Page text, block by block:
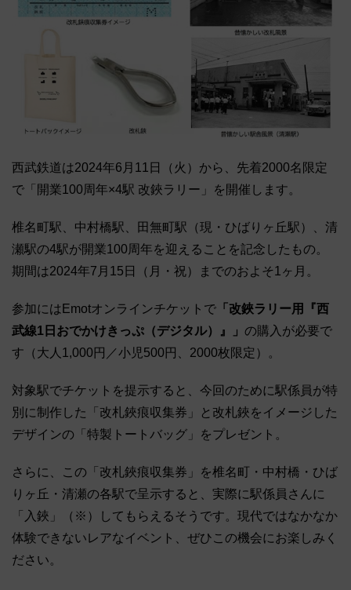
西武鉄道は2024年6月11日（火）から、先着2000名限定
で「開業100周年×4駅 改鋏ラリー」を開催します。
椎名町駅、中村橋駅、田無町駅（現・ひばりヶ丘駅）、清
瀬駅の4駅が開業100周年を迎えることを記念したもの。
期間は2024年7月15日（月・祝）までのおよそ1ヶ月。
参加にはEmotオンラインチケットで 「改鋏ラリー用『西
武線1日おでかけきっぷ（デジタル）』」 の購入が必要で
す（大人1,000円／小児500円、2000枚限定）。
対象駅でチケットを提示すると、今回のために駅係員が特
別に制作した「改札鋏痕収集券」と改札鋏をイメージした
デザインの「特製トートバッグ」をプレゼント。
さらに、この「改札鋏痕収集券」を椎名町・中村橋・ひば
りヶ丘・清瀬の各駅で呈示すると、実際に駅係員さんに
「入鋏」（※）してもらえるそうです。現代ではなかなか
体験できないレアなイベント、ぜひこの機会にお楽しみく
ださい。